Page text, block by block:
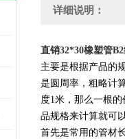
详细说明：
直销32*30橡塑管
主要是根据产品的
是圆周率，粗略计
度1米，那么一根的
品规格来计算就可
首先是常用的管材